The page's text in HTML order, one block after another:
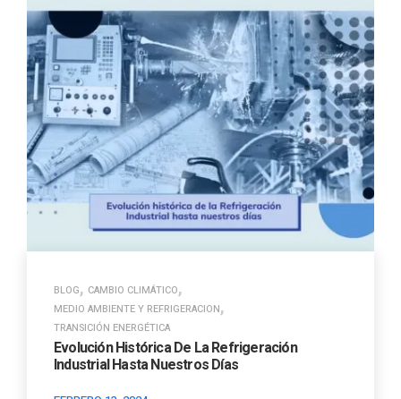
BLOG, CAMBIO CLIMÁTICO,
MEDIO AMBIENTE Y REFRIGERACION,
TRANSICIÓN ENERGÉTICA
Evolución Histórica De La Refrigeración
Industrial Hasta Nuestros Días